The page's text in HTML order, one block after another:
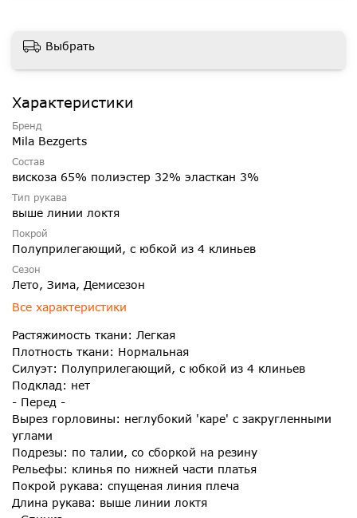
Выбрать
Характеристики
Бренд
Mila Bezgerts
Состав
вискоза 65% полиэстер 32% эласткан 3%
Тип рукава
выше линии локтя
Покрой
Полуприлегающий, с юбкой из 4 клиньев
Сезон
Лето, Зима, Демисезон
Все характеристики
Растяжимость ткани: Легкая
Плотность ткани: Нормальная
Силуэт: Полуприлегающий, с юбкой из 4 клиньев
Подклад: нет
- Перед -
Вырез горловины: неглубокий 'каре' с закругленными
углами
Подрезы: по талии, со сборкой на резину
Рельефы: клинья по нижней части платья
Покрой рукава: спущеная линия плеча
Длина рукава: выше линии локтя